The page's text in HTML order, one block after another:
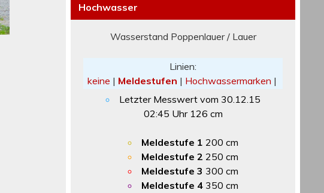
Hochwasser
Wasserstand Poppenlauer / Lauer
Linien:
keine | Meldestufen | Hochwassermarken |
Letzter Messwert vom 30.12.15
02:45 Uhr 126 cm
Meldestufe 1 200 cm
Meldestufe 2 250 cm
Meldestufe 3 300 cm
Meldestufe 4350 cm